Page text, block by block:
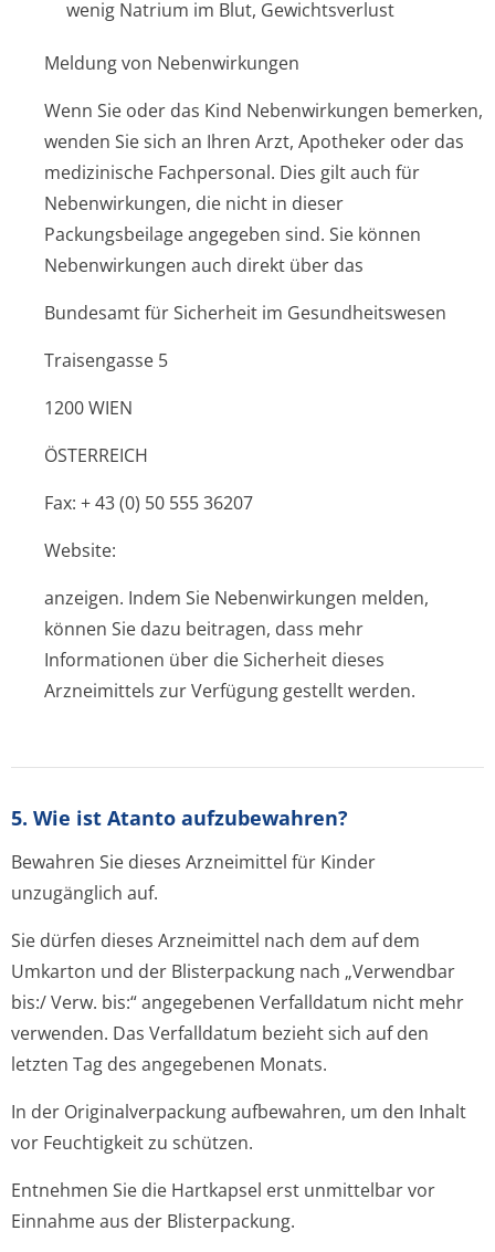
wenig Natrium im Blut, Gewichtsverlust
Meldung von Nebenwirkungen
Wenn Sie oder das Kind Nebenwirkungen bemerken,
wenden Sie sich an Ihren Arzt, Apotheker oder das
medizinische Fachpersonal. Dies gilt auch für
Nebenwirkungen, die nicht in dieser
Packungsbeilage angegeben sind. Sie können
Nebenwirkungen auch direkt über das
Bundesamt für Sicherheit im Gesundheitswesen
Traisengasse 5
1200 WIEN
ÖSTERREICH
Fax: + 43 (0) 50 555 36207
Website:
anzeigen. Indem Sie Nebenwirkungen melden,
können Sie dazu beitragen, dass mehr
Informationen über die Sicherheit dieses
Arzneimittels zur Verfügung gestellt werden.
5. Wie ist Atanto aufzubewahren?
Bewahren Sie dieses Arzneimittel für Kinder
unzugänglich auf.
Sie dürfen dieses Arzneimittel nach dem auf dem
Umkarton und der Blisterpackung nach „Verwendbar
bis:/ Verw. bis:“ angegebenen Verfalldatum nicht mehr
verwenden. Das Verfalldatum bezieht sich auf den
letzten Tag des angegebenen Monats.
In der Originalverpackung aufbewahren, um den Inhalt
vor Feuchtigkeit zu schützen.
Entnehmen Sie die Hartkapsel erst unmittelbar vor
Einnahme aus der Blisterpackung.